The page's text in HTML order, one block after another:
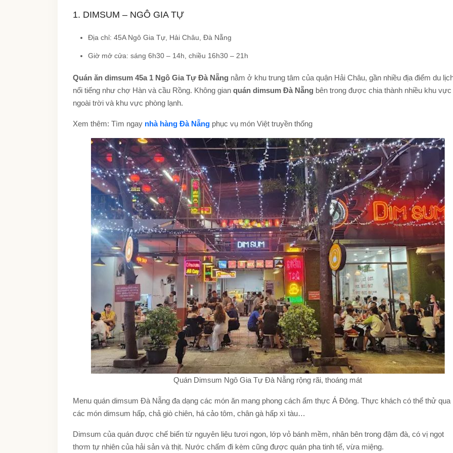
1. DIMSUM – NGÔ GIA TỰ
Địa chỉ: 45A Ngô Gia Tự, Hải Châu, Đà Nẵng
Giờ mở cửa: sáng 6h30 – 14h, chiều 16h30 – 21h
Quán ăn dimsum 45a 1 Ngô Gia Tự Đà Nẵng nằm ở khu trung tâm của quận Hải Châu, gần nhiều địa điểm du
nổi tiếng như chợ Hàn và cầu Rồng. Không gian quán dimsum Đà Nẵng bên trong được chia thành nhiều khu vực
ngoài trời và khu vực phòng lạnh.
Xem thêm: Tìm ngay nhà hàng Đà Nẵng phục vụ món Việt truyền thống
Quán Dimsum Ngô Gia Tự Đà Nẵng rộng rãi, thoáng mát
Menu quán dimsum Đà Nẵng đa dạng các món ăn mang phong cách ẩm thực Á Đông. Thực khách có thể thử qua
các món dimsum hấp, chả giò chiên, há cảo tôm, chân gà hấp xì tàu…
Dimsum của quán được chế biến từ nguyên liệu tươi ngon, lớp vỏ bánh mềm, nhân bên trong đậm đà, có vị ngọt
thơm tự nhiên của hải sản và thịt. Nước chấm đi kèm cũng được quán pha tinh tế, vừa miệng.